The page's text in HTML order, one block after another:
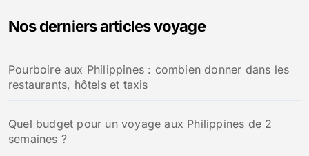
r
e
r
Nos derniers articles voyage
Pourboire aux Philippines : combien donner dans les
restaurants, hôtels et taxis
Quel budget pour un voyage aux Philippines de 2
semaines ?